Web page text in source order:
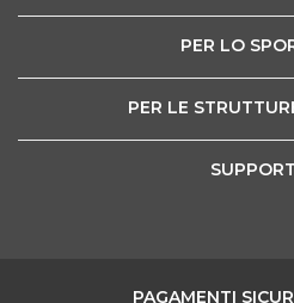
PER LO
PER LE
PAGAMENTI